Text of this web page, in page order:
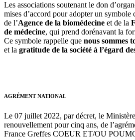
Les associations soutenant le don
mises d’accord pour adopter un symbole
de l’Agence de la biomédecine et de la
de médecine, qui prend dorénavant la
Ce symbole rappelle que nous sommes
et la gratitude de la société à l’égard
AGRÉMENT NATIONAL
Le 07 juillet 2022, par décret, le
renouvellement pour cinq ans, de
France Greffes COEUR ET/OU